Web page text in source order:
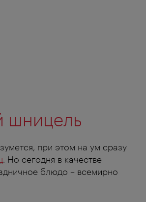
шницель
при этом на ум сразу
. Но сегодня в качестве
блюдо – всемирно